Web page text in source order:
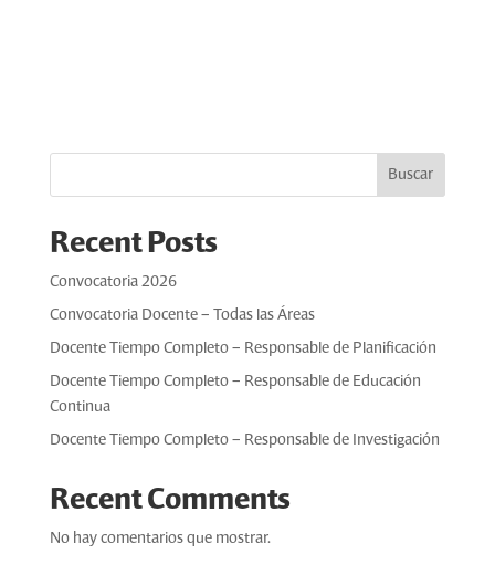
Buscar
Recent Posts
Convocatoria 2026
Convocatoria Docente – Todas las Áreas
Docente Tiempo Completo – Responsable de Planificación
Docente Tiempo Completo – Responsable de Educación
Continua
Docente Tiempo Completo – Responsable de Investigación
Recent Comments
No hay comentarios que mostrar.